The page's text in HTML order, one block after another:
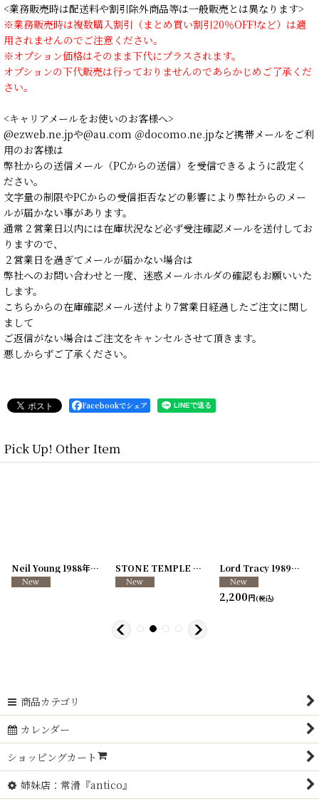
<業務販売時は配送料や割引除外商品等は一般販売とは異なります>
※業務販売時は複数購入割引（まとめ買い割引20％OFF!など）は適
用されませんのでご注意ください。
※オプション価格はそのまま下代にプラスされます。
オプションの下代販売は行っておりませんのであらかじめご了承くだ
さい。
<キャリアメールをお使いのお客様へ>
@ezweb.ne.jpや@au.com ＠docomo.ne.jpなど携帯メールをご利
用のお客様は
弊社からの送信メール（PCからの送信）を受信できるように設定く
ださい。
文字量の制限やPCからの受信拒否などの影響により弊社からのメー
ルが届かない事があります。
通常２営業日以内には在庫状況など必ず受注確認メールを送付してお
りますので、
２営業日を過ぎてメールが届かない場合は
弊社へのお問い合わせと一度、迷惑メールホルダの確認もお願いいた
します。
こちらからの在庫確認メール送付より7営業日経過したご注文に関し
まして
ご返信がない場合はご注文をキャンセルさせて頂きます。
悪しからずご了承ください。
Facebookでシェア
Pick Up! Other Item
[250726-04] [250726-31
Neil Young 1988年 This Note's For You Tour 250117-70]
STONE TEMPLE PILOTS 1996-1997年 TOUR96/97 Lord Tracy 1989年 Deaf Gods of Babylon Tour
2,200円(税込)
商品カテゴリ
カレンダー
ショッピングカート
姉妹店：常滑『antico』